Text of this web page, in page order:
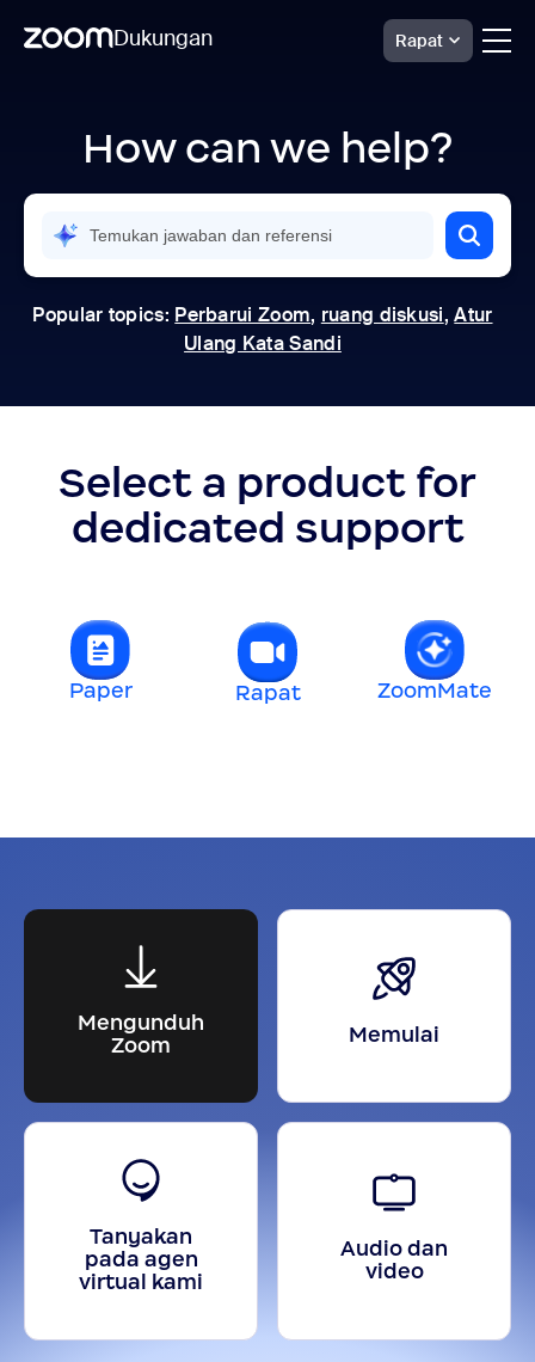
Dukungan Rapat
How can we help?
Popular topics: Perbarui Zoom, ruang diskusi,Atur
Ulang Kata Sandi
Select a product for
dedicated support
Paper Rapat ZoomMate
Mengunduh
Zoom
Memulai
Tanyakan
pada agen
virtual kami
Audio dan
video